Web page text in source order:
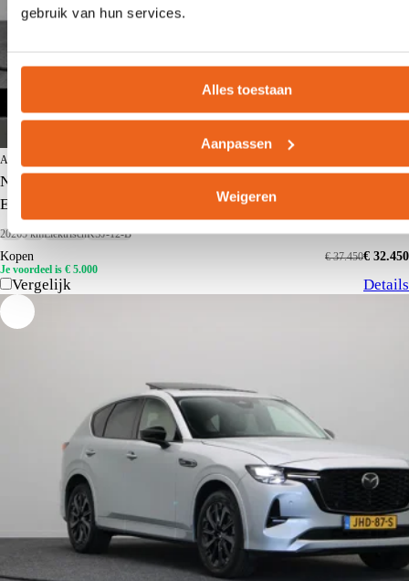
gebruik van hun services.
Alles toestaan
Aanpassen
Weigeren
ABD Heerenveen
Nissan Micra
EVOLVE 52 kWh
20265 kmElektrischKSJ-12-B
Kopen € 32.450
€ 37.450
Je voordeel is € 5.000
Vergelijk Details